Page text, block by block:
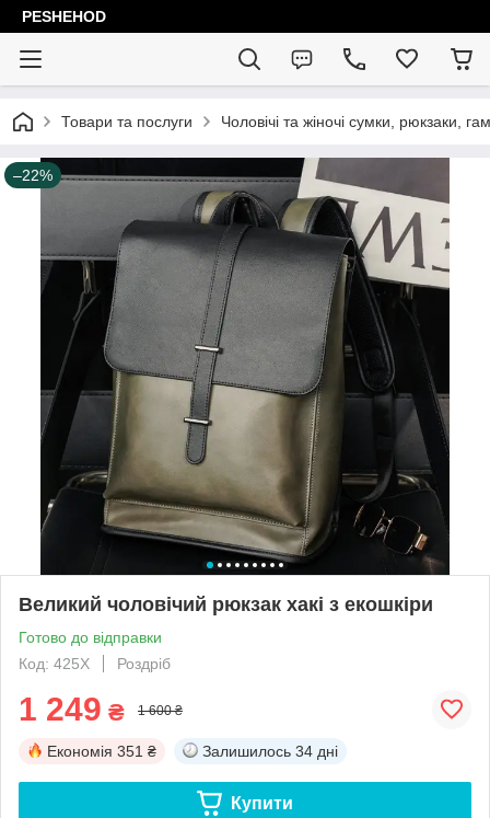
PESHEHOD
Товари та послуги Чоловічі та жіночі сумки, рюкзаки,
–22%
Великий чоловічий рюкзак хакі з екошкіри
Готово до відправки
Код: 425Х
Роздріб
1 249 ₴ 1 600 ₴
Економія 351 ₴ Залишилось 34 дні
Купити